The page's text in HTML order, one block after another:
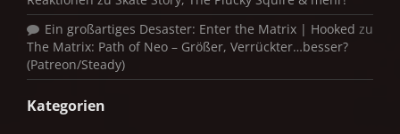
Ein großartiges Desaster: Enter the Matrix | Hooked zu
The Matrix: Path of Neo – Größer, Verrückter…besser?
(Patreon/Steady)
Kategorien